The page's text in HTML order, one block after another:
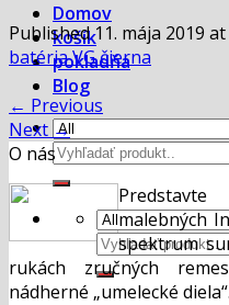
Domov
košík
pokladňa
Blog
Hľadať:
Hľadať:
Published11. mája 2019 at
batéria VG čierna
← Previous
Next →
O nás
malebných
spektrum
rukách zručných
nádherné „umelecké diela“.